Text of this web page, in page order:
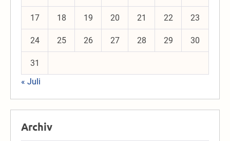
17 18 19 20 21 22 23
24 25 26 27 28 29 30
31
« Juli
Archiv